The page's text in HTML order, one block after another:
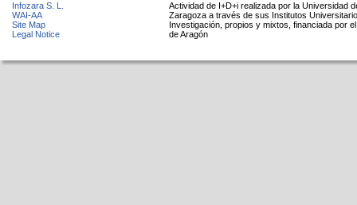
Infozara S. L.
WAI-AA
Site Map
Legal Notice
Actividad de I+D+i realizada por la Universidad
Zaragoza a través de sus Institutos
Investigación, propios y mixtos, financiada por
de Aragón